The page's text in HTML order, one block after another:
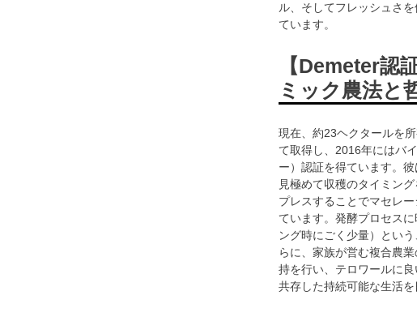
ル、そしてフレッシュさ
ています。
【Demeter認
ミック農法と
現在、約23ヘクタールを
て取得し、2016年にはバ
ー）認証を得ています。
見極めて収穫のタイミン
プレスすることでマセレ
ています。発酵プロセス
ング時にごく少量）とい
らに、家族が営む複合農
持を行い、テロワールに
共存した持続可能な生活